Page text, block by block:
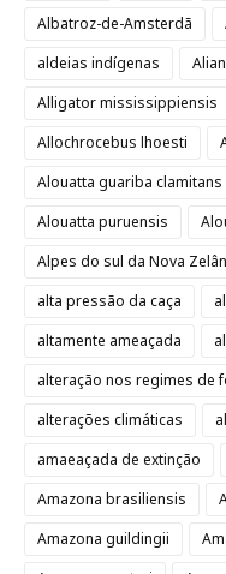
Albatroz-de-Amsterdã
aldeias indígenas
Alligator mississippiensis
Allochrocebus lhoesti
Alouatta guariba clamitans
Alouatta puruensis
Alpes do sul da Nova
alta pressão da caça
altamente ameaçada
alteração nos regimes de
alterações climáticas
amaeaçada de extinção
Amazona brasiliensis
Amazona guildingii